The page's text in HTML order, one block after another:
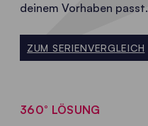
deinem Vorhaben passt.
ZUM SERIENVERGLEICH
360° LÖSUNG